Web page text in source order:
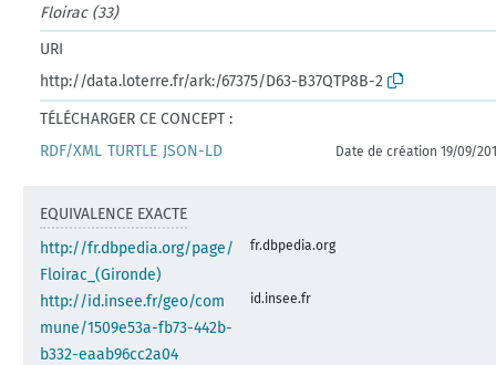
Floirac (33)
URI
http://data.loterre.fr/ark:/67375/D63-B37QTP8B-2
TÉLÉCHARGER CE CONCEPT :
RDF/XML TURTLE JSON-LD Date de création 19/09/
EQUIVALENCE EXACTE
http://fr.dbpedia.org/page/
Floirac_(Gironde)
fr.dbpedia.org
http://id.insee.fr/geo/com
mune/1509e53a-fb73-442b-
b332-eaab96cc2a04
id.insee.fr